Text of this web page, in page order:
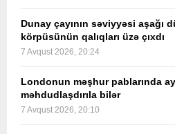
Dunay çayının səviyyəsi aşağı
körpüsünün qalıqları üzə çıxdı
7 Avqust 2026, 20:24
Londonun məşhur pablarında
məhdudlaşdırıla bilər
7 Avqust 2026, 20:10